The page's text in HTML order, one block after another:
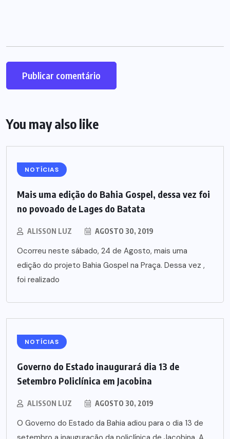
You may also like
NOTÍCIAS
Mais uma edição do Bahia Gospel, dessa vez foi
no povoado de Lages do Batata
ALISSON LUZ AGOSTO 30, 2019
Ocorreu neste sábado, 24 de Agosto, mais uma
edição do projeto Bahia Gospel na Praça. Dessa vez ,
foi realizado
NOTÍCIAS
Governo do Estado inaugurará dia 13 de
Setembro Policlínica em Jacobina
ALISSON LUZ AGOSTO 30, 2019
O Governo do Estado da Bahia adiou para o dia 13 de